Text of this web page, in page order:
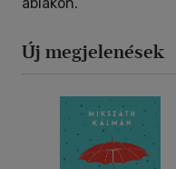
Új megjelenések